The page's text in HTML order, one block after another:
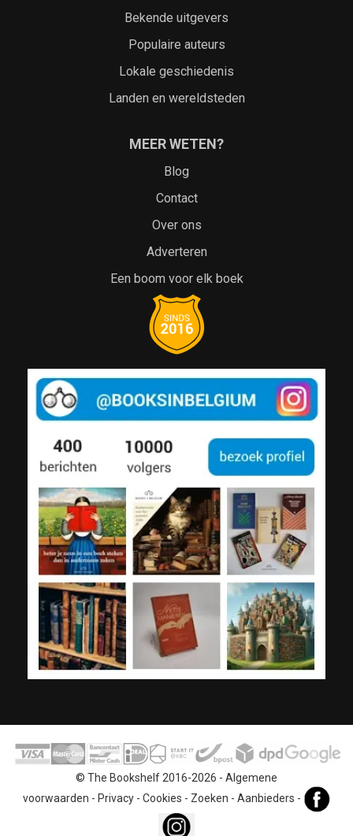
Bekende uitgevers
Populaire auteurs
Lokale geschiedenis
Landen en wereldsteden
MEER WETEN?
Blog
Contact
Over ons
Adverteren
Een boom voor elk boek
© The Bookshelf 2016-2026 - Algemene
voorwaarden - Privacy- Cookies - Zoeken - Aanbieders -